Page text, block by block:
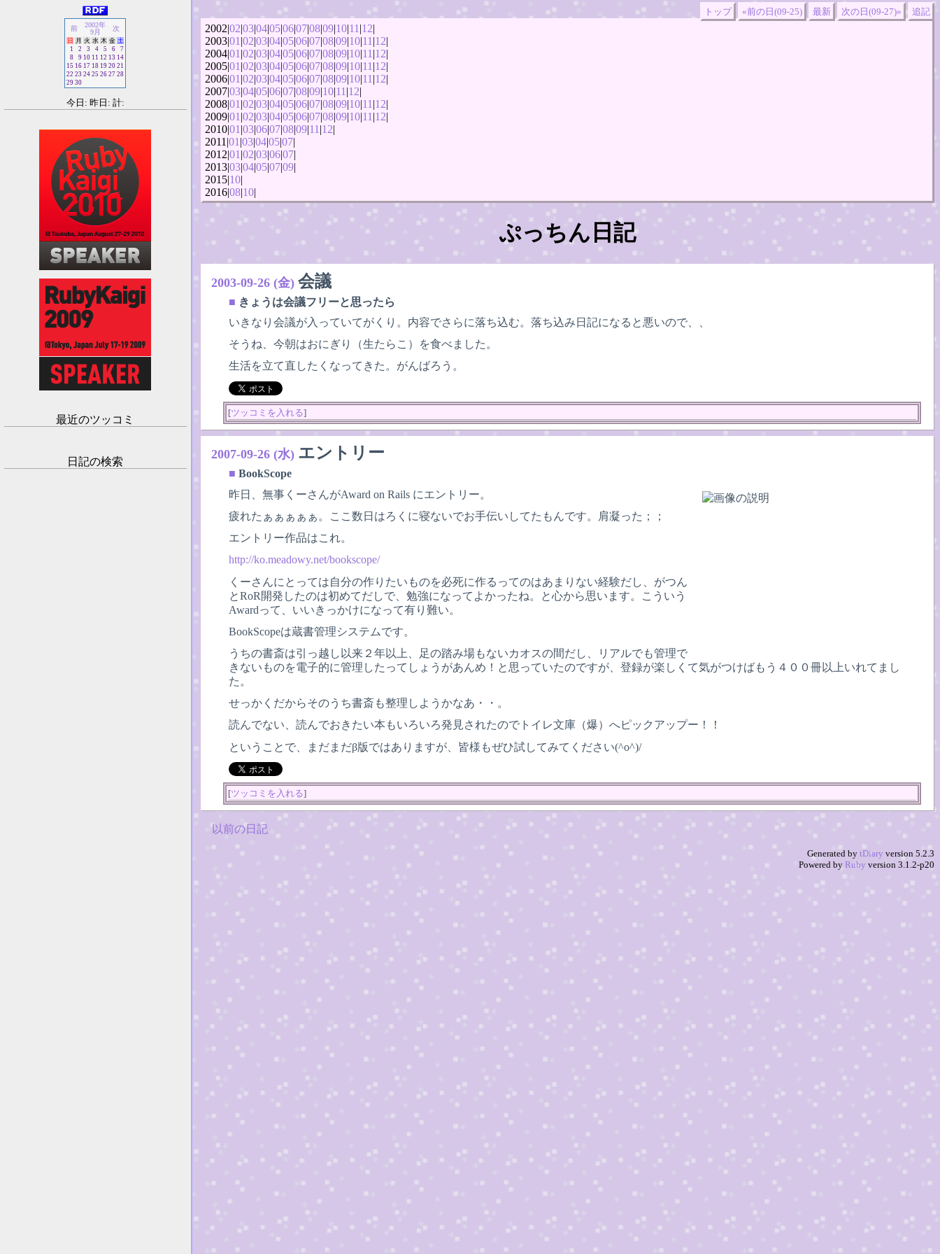
トップ «前の日(09-25) 最新 次の日(09-27)» 追記
2002|02|03|04|05|06|07|08|09|10|11 |12|
2003|01 |02|03|04|05|06|07|08|09|10|11 |12|
2004|01 |02|03|04|05|06|07|08|09|10|11 |12|
2005|01 |02|03|04|05|06|07|08|09|10|11 |12|
2006|01 |02|03|04|05|06|07|08|09|10|11 |12|
2007|03|04|05|06|07|08|09|10|11 |12|
2008|01 |02|03|04|05|06|07|08|09|10|11 |12|
2009|01 |02|03|04|05|06|07|08|09|10|11 |12|
2010|01 |03|06|07|08|09|11 |12|
2011|01 |03|04|05|07|
2012|01 |02|03|06|07|
2013|03|04|05|07|09|
2015|10|
2016|08|10|
ぷっちん日記
2003-09-26 (金) 会議
■ きょうは会議フリーと思ったら
いきなり会議が入っていてがくり。内容でさらに落ち込む。落ち込み日記になると悪いので、、
そうね、今朝はおにぎり（生たらこ）を食べました。
生活を立て直したくなってきた。がんばろう。
[ツッコミを入れる]
2007-09-26 (水) エントリー
■ BookScope
昨日、無事くーさんがAward on Rails にエントリー。
疲れたぁぁぁぁぁ。ここ数日はろくに寝ないでお手伝いしてたもんです。肩凝った；；
エントリー作品はこれ。
http://ko.meadowy.net/bookscope/
くーさんにとっては自分の作りたいものを必死に作るってのはあまりない経験だし、がつん
とRoR開発したのは初めてだしで、勉強になってよかったね。と心から思います。こういう
Awardって、いいきっかけになって有り難い。
BookScopeは蔵書管理システムです。
うちの書斎は引っ越し以来２年以上、足の踏み場もないカオスの間だし、リアルでも管理で
きないものを電子的に管理したってしょうがあんめ！と思っていたのですが、登録が楽しくて気がつけばもう４００冊以上いれてまし
た。
せっかくだからそのうち書斎も整理しようかなあ・・。
読んでない、読んでおきたい本もいろいろ発見されたのでトイレ文庫（爆）へピックアップー！！
ということで、まだまだβ版ではありますが、皆様もぜひ試してみてください(^o^)/
[ツッコミを入れる]
以前の日記
前
2002年
9月
次
日 月 火 水 木 金 土
1
2 3 4 5 6
7
8
9 10 11 12 13 14
15 16 17 18 19 20 21
22 23 24 25 26 27 28
29 30
今日: 昨日: 計:
最近のツッコミ
日記の検索
Generated by tDiary version 5.2.3
Powered by Ruby version 3.1.2-p20